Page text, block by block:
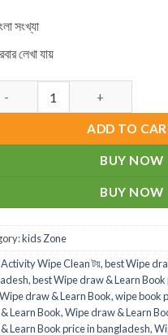
সংখ্যা
লেখা যায়
ADD TO
BUY NOW
BUY NOW
kids Zone
Activity Wipe Clean টয়,best Wipe
,best Wipe draw & Learn
draw & Learn Book,wipe book
Learn Book,Wipe draw & Learn
Learn Book price in bangladesh,